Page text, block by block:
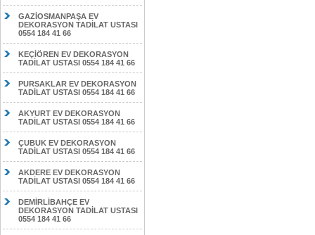
GAZİOSMANPAŞA EV
DEKORASYON TADİLAT USTASI
0554 184 41 66
KEÇİÖREN EV DEKORASYON
TADİLAT USTASI 0554 184 41 66
PURSAKLAR EV DEKORASYON
TADİLAT USTASI 0554 184 41 66
AKYURT EV DEKORASYON
TADİLAT USTASI 0554 184 41 66
ÇUBUK EV DEKORASYON
TADİLAT USTASI 0554 184 41 66
AKDERE EV DEKORASYON
TADİLAT USTASI 0554 184 41 66
DEMİRLİBAHÇE EV
DEKORASYON TADİLAT USTASI
0554 184 41 66